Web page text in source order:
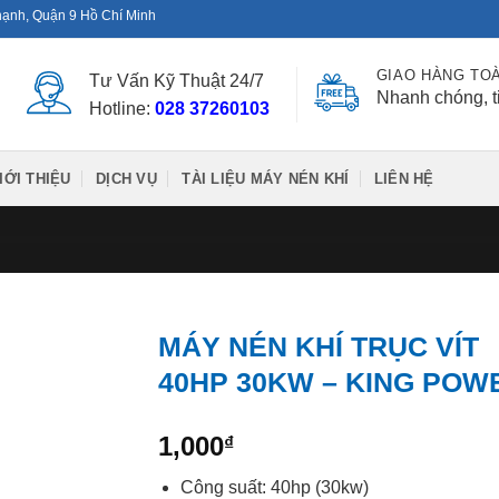
Quận 9 Hồ Chí Minh
Tư Vấn Kỹ Thuật 24/7
Hotline: 028 37260103
GIAO HÀNG
Nhanh chóng,
THIỆU DỊCH VỤ TÀI LIỆU MÁY NÉN KHÍ LIÊN HỆ
MÁY NÉN KHÍ TRỤC VÍT
40HP 30KW – KING
1,000₫
Công suất: 40hp (30kw)